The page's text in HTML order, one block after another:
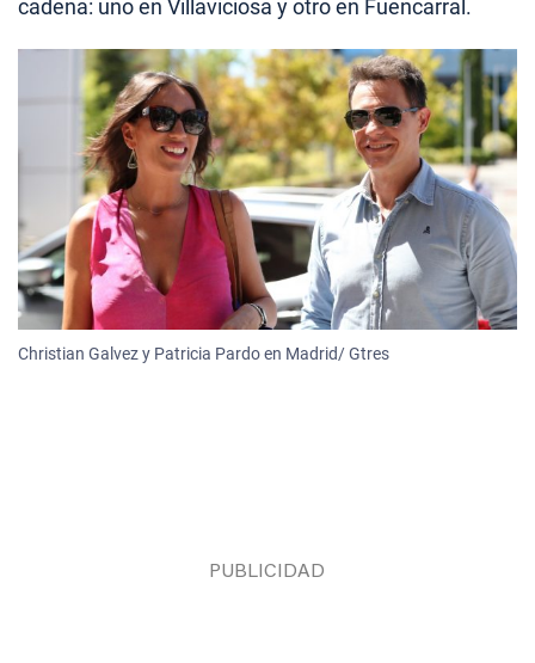
cadena: uno en Villaviciosa y otro en Fuencarral.
Christian Galvez y Patricia Pardo en Madrid/ Gtres